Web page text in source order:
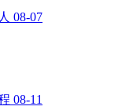
08-07
08-11